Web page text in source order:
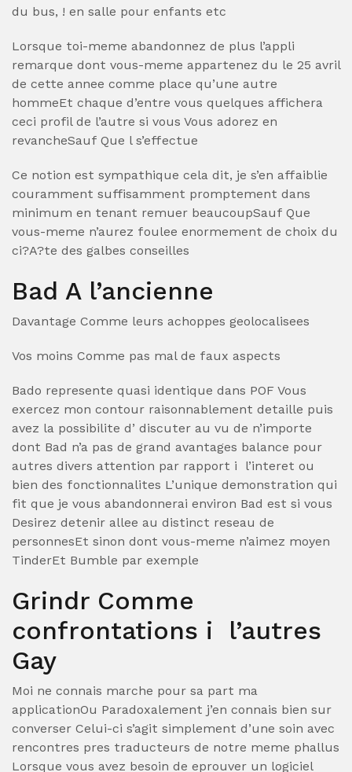
du bus, ! en salle pour enfants etc
Lorsque toi-meme abandonnez de plus l’appli
remarque dont vous-meme appartenez du le 25 avril
de cette annee comme place qu’une autre
hommeEt chaque d’entre vous quelques affichera
ceci profil de l’autre si vous Vous adorez en
revancheSauf Que l s’effectue
Ce notion est sympathique cela dit, je s’en affaiblie
couramment suffisamment promptement dans
minimum en tenant remuer beaucoupSauf Que
vous-meme n’aurez foulee enormement de choix du
ci?A?te des galbes conseilles
Bad A l’ancienne
Davantage Comme leurs achoppes geolocalisees
Vos moins Comme pas mal de faux aspects
Bado represente quasi identique dans POF Vous
exercez mon contour raisonnablement detaille puis
avez la possibilite d’ discuter au vu de n’importe
dont Bad n’a pas de grand avantages balance pour
autres divers attention par rapport i l’interet ou
bien des fonctionnalites L’unique demonstration qui
fit que je vous abandonnerai environ Bad est si vous
Desirez detenir allee au distinct reseau de
personnesEt sinon dont vous-meme n’aimez moyen
TinderEt Bumble par exemple
Grindr Comme
confrontations i l’autres
Gay
Moi ne connais marche pour sa part ma
applicationOu Paradoxalement j’en connais bien sur
converser Celui-ci s’agit simplement d’une soin avec
rencontres pres traducteurs de notre meme phallus
Lorsque vous avez besoin de eprouver un logiciel